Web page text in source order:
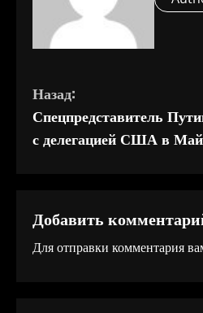
П
р
о
Назад:
Спецпредставитель
с делегацией США в
Добавить
Для отправки комментария